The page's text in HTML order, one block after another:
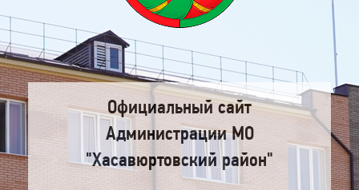
Официальный сайт
Администрации МО
"Хасавюртовский район"